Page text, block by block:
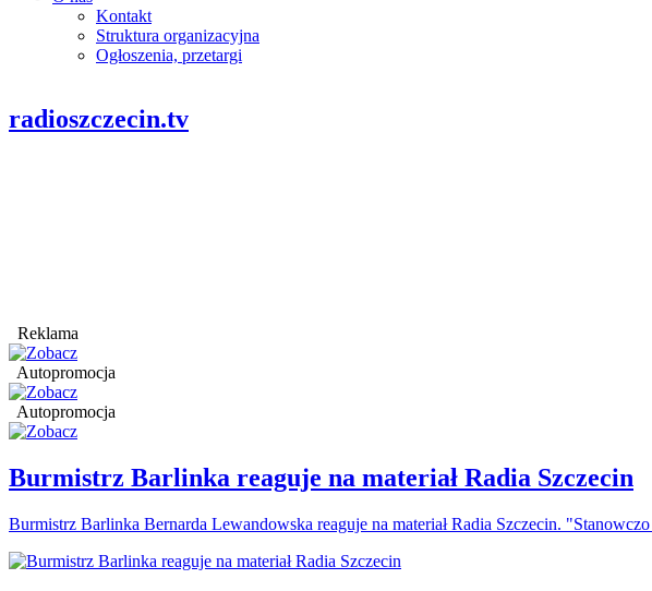
Kontakt
Struktura organizacyjna
Ogłoszenia, przetargi
radioszczecin.tv
Reklama
Autopromocja
Autopromocja
Burmistrz Barlinka reaguje na materiał Radia Szczecin
Burmistrz Barlinka Bernarda Lewandowska reaguje na materiał Radia Szczecin.